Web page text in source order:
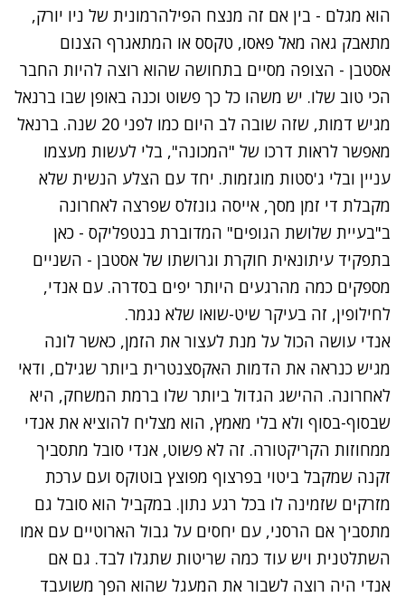
הוא מגלם - בין אם זה מנצח הפילהרמונית של ניו יורק,
מתאבק גאה מאל פאסו, טקסס או המתאגרף הצנום
אסטבן - הצופה מסיים בתחושה שהוא רוצה להיות החבר
הכי טוב שלו. יש משהו כל כך פשוט וכנה באופן שבו ברנאל
מגיש דמות, שזה שובה לב היום כמו לפני 20 שנה. ברנאל
מאפשר לראות דרכו של "המכונה", בלי לעשות מעצמו
עניין ובלי ג'סטות מוגזמות. יחד עם הצלע הנשית שלא
מקבלת די זמן מסך, אייסה גונזלס שפרצה לאחרונה
ב"בעיית שלושת הגופים" המדוברת בנטפליקס - כאן
בתפקיד עיתונאית חוקרת וגרושתו של אסטבן - השניים
מספקים כמה מהרגעים היותר יפים בסדרה. עם אנדי,
לחילופין, זה בעיקר שיט-שואו שלא נגמר.
אנדי עושה הכול על מנת לעצור את הזמן, כאשר לונה
מגיש כנראה את הדמות האקסצנטרית ביותר שגילם, ודאי
לאחרונה. ההישג הגדול ביותר שלו ברמת המשחק, היא
שבסוף-בסוף ולא בלי מאמץ, הוא מצליח להוציא את אנדי
ממחוזות הקריקטורה. זה לא פשוט, אנדי סובל מתסביך
זקנה שמקבל ביטוי בפרצוף מפוצץ בוטוקס ועם ערכת
מזרקים שזמינה לו בכל רגע נתון. במקביל הוא סובל גם
מתסביך אם הרסני, עם יחסים על גבול הארוטיים עם אמו
השתלטנית ויש עוד כמה שריטות שתגלו לבד. גם אם
אנדי היה רוצה לשבור את המעגל שהוא הפך משועבד